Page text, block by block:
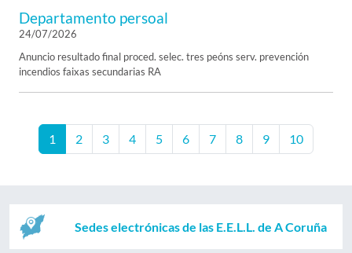
Departamento persoal
24/07/2026
Anuncio resultado final proced. selec. tres peóns serv. prevención
incendios faixas secundarias RA
1 2 3 4 5 6 7 8 9 10
Sedes electrónicas de las E.E.L.L. de A Coruña